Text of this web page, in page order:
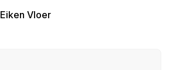
Vloer